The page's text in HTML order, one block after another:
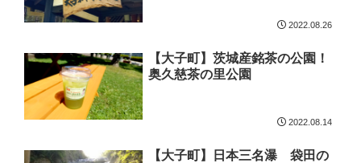
2022.08.26
【大子町】茨城産銘茶の公園！
奥久慈茶の里公園
2022.08.14
【大子町】日本三名瀑 袋田の